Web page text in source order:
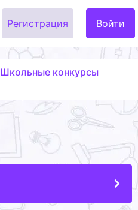
Регистрация Войти
Школьные конкурсы